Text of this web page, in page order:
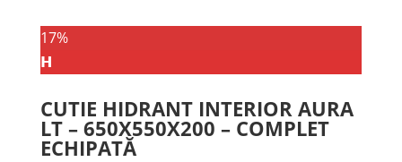
17%
𝗛
CUTIE HIDRANT INTERIOR AURA
LT – 650X550X200 – COMPLET
ECHIPATĂ